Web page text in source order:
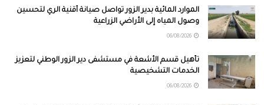
الموارد المائية بدير الزور تواصل صيانة أقنية الري لتحسين
وصول المياه إلى الأراضي الزراعية
تأهيل قسم الأشعة في مستشفى دير الزور الوطني لتعزيز
الخدمات التشخيصية